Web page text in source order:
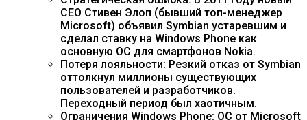
CEO Стивен Элоп (бывший топ-менеджер
Microsoft) объявил Symbian устаревшим и
сделал ставку на Windows Phone как
основную ОС для смартфонов Nokia.
Потеря лояльности: Резкий отказ от Symbian
оттолкнул миллионы существующих
пользователей и разработчиков.
Переходный период был хаотичным.
Ограничения Windows Phone: ОС от Microsoft